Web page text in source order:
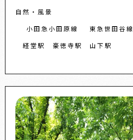
り』と呼ばれ、ベンチで休...
自然・風景
小田急小田原線
東急世田谷線
経堂駅
豪徳寺駅 山下駅